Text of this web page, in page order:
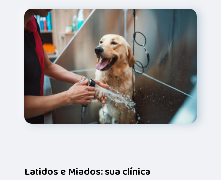
Latidos e Miados: sua clínica